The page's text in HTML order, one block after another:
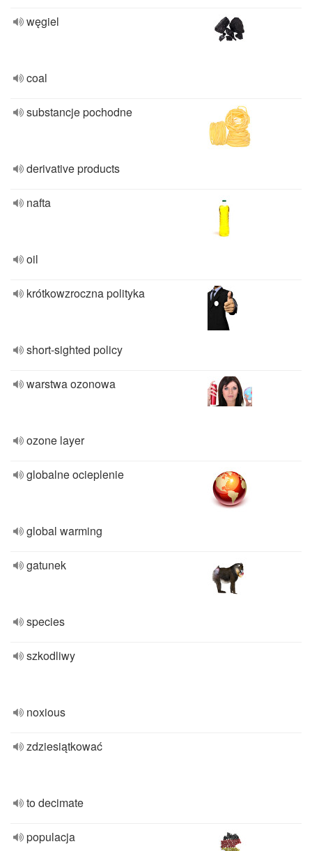
węgiel
coal
substancje pochodne
derivative products
nafta
oil
krótkowzroczna polityka
short-sighted policy
warstwa ozonowa
ozone layer
globalne ocieplenie
global warming
gatunek
species
szkodliwy
noxious
zdziesiątkować
to decimate
populacja